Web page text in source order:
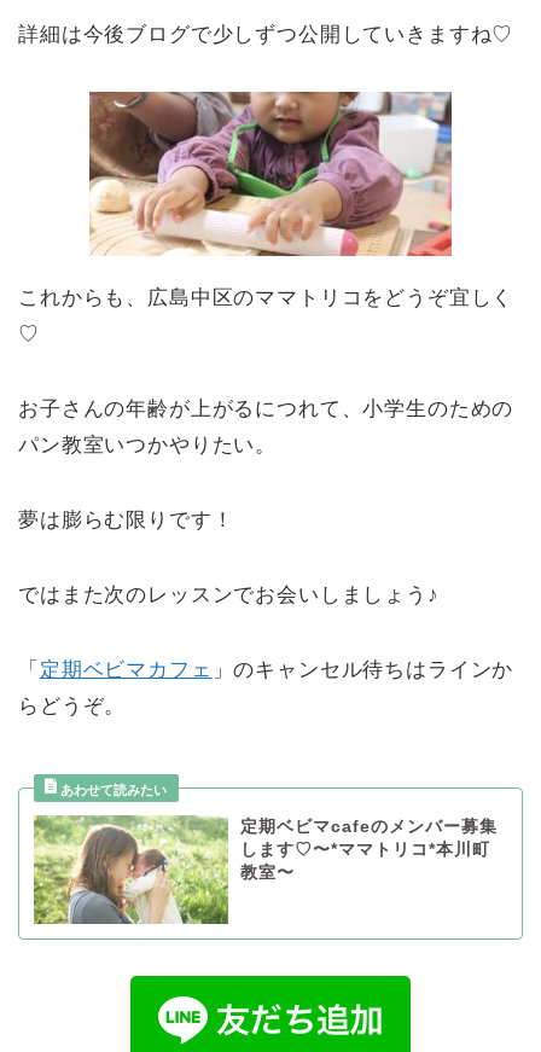
詳細は今後ブログで少しずつ公開していきますね♡
これからも、広島中区のママトリコをどうぞ宜しく
♡
お子さんの年齢が上がるにつれて、小学生のための
パン教室いつかやりたい。
夢は膨らむ限りです！
ではまた次のレッスンでお会いしましょう♪
「 定期ベビマカフェ 」のキャンセル待ちはラインか
らどうぞ。
定期ベビマcafeのメンバー募集
します♡〜*ママトリコ*本川町
教室〜